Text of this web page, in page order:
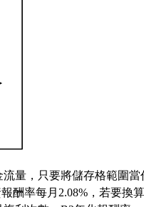
量，只要將儲存格範圍當
酬率每月2.08%，若要換